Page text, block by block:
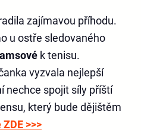
zajímavou příhodu.
u ostře sledovaného
k tenisu.
vyzvala nejlepší
nechce spojit síly příští
který bude dějištěm
>>>